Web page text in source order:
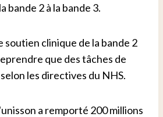
bande 2 à la bande 3.
soutien clinique de la bande 2
que des tâches de
les directives du NHS.
a remporté 200 millions